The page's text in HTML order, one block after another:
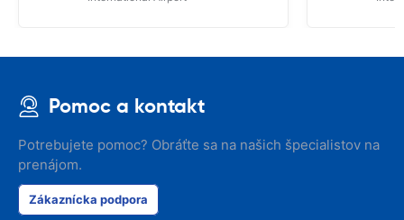
Pomoc a kontakt
Potrebujete pomoc? Obráťte sa na našich špecialistov na
prenájom.
Zákaznícka podpora